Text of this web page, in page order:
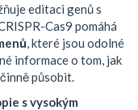
editaci genů s
Cas9 pomáhá
, které jsou odolné
informace o tom, jak
působit.
s vysokým